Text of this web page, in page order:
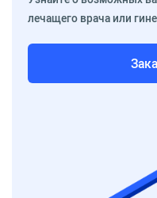
лечащего врача или